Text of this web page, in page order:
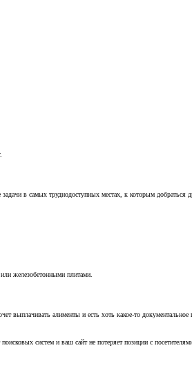
в самых труднодоступных местах, к которым добраться
железобетонными плитами.
алименты и есть хоть какое-то
систем и ваш сайт не потеряет позиции с